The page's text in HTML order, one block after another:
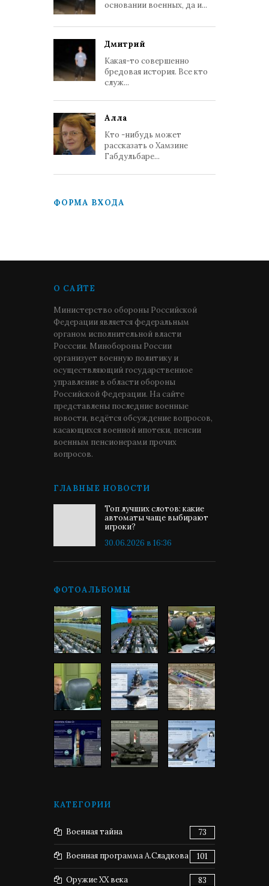
основании военных, да и...
Дмитрий
Какая-то совершенно
бредовая история. Все кто
служ...
Алла
Кто -нибудь может
рассказать о Хамзине
Габдульбаре...
ФОРМА ВХОДА
О САЙТЕ
Министерство обороны Российской
Федерации является федеральным
органом исполнительной власти
Росссии. Минобороны России
организует военную политику и
осуществляющий государственное
управление в области обороны
Российской Федерации. На сайте
представлены последние военные
новости, ведётся обсуждение вопросов,
касающихся военной ипотеки, пенсии
военным пенсионерами прочих
вопросов.
ГЛАВНЫЕ НОВОСТИ
Топ лучших слотов: какие
автоматы чаще выбирают
игроки?
30.06.2026 в 16:36
ФОТОАЛЬБОМЫ
КАТЕГОРИИ
Военная тайна 73
Военная программа А.Сладкова 101
Оружие XX века 83